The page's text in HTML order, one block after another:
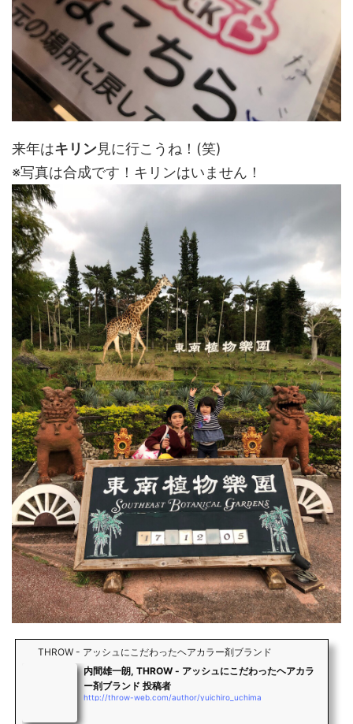
来年はキリン見に行こうね！(笑)
※写真は合成です！キリンはいません！
THROW - アッシュにこだわったヘアカラー剤ブランド
内間雄一朗, THROW - アッシュにこだわったヘアカラ
ー剤ブランド 投稿者
http://throw-web.com/author/yuichiro_uchima